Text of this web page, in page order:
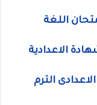
اللغة
الاعدادية
الترم